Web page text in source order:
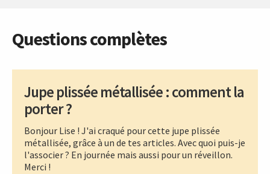
Questions complètes
Jupe plissée métallisée : comment la
porter ?
Bonjour Lise ! J'ai craqué pour cette jupe plissée
métallisée, grâce à un de tes articles. Avec quoi puis-je
l'associer ? En journée mais aussi pour un réveillon.
Merci !